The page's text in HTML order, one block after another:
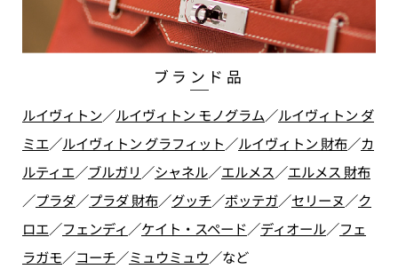
ブランド品
ルイヴィトン／ルイヴィトン モノグラム／ルイヴィトン ダ
ミエ／ルイヴィトン グラフィット／ルイヴィトン 財布／カ
ルティエ／ブルガリ ／シャネル／エルメス／エルメス 財布
／プラダ／プラダ 財布／グッチ／ボッテガ／セリーヌ／ク
ロエ／フェンディ ／ケイト・スペード／ディオール／フェ
ラガモ／コーチ／ミュウミュウ／など